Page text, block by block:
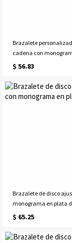
Brazalete
cadena con
en oro de 18 quilates
$ 56.83
Brazalete de disco
monograma en plata
$ 65.25